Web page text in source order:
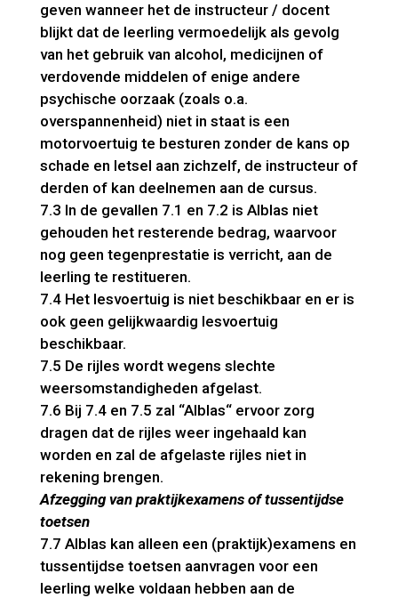
geven wanneer het de instructeur / docent
blijkt dat de leerling vermoedelijk als gevolg
van het gebruik van alcohol, medicijnen of
verdovende middelen of enige andere
psychische oorzaak (zoals o.a.
overspannenheid) niet in staat is een
motorvoertuig te besturen zonder de kans op
schade en letsel aan zichzelf, de instructeur of
derden of kan deelnemen aan de cursus.
7.3 In de gevallen 7.1 en 7.2 is Alblas niet
gehouden het resterende bedrag, waarvoor
nog geen tegenprestatie is verricht, aan de
leerling te restitueren.
7.4 Het lesvoertuig is niet beschikbaar en er is
ook geen gelijkwaardig lesvoertuig
beschikbaar.
7.5 De rijles wordt wegens slechte
weersomstandigheden afgelast.
7.6 Bij 7.4 en 7.5 zal “Alblas“ ervoor zorg
dragen dat de rijles weer ingehaald kan
worden en zal de afgelaste rijles niet in
rekening brengen.
Afzegging van praktijkexamens of tussentijdse
toetsen
7.7 Alblas kan alleen een (praktijk)examens en
tussentijdse toetsen aanvragen voor een
leerling welke voldaan hebben aan de